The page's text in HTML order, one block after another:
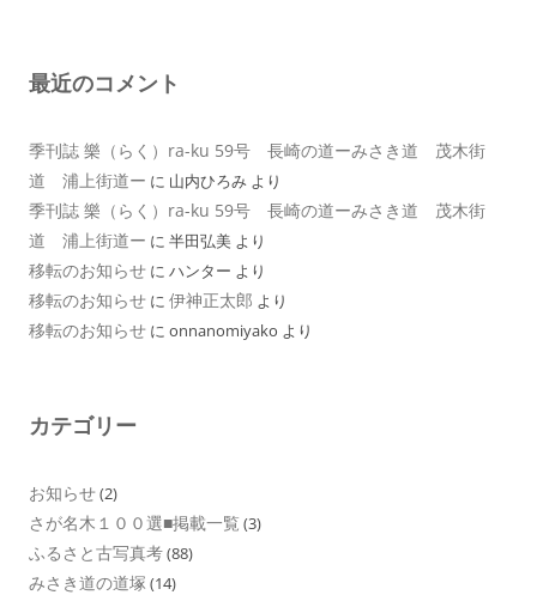
最近のコメント
季刊誌 樂（らく）ra-ku 59号 長崎の道ーみさき道 茂木街
道 浦上街道ー に 山内ひろみ より
季刊誌 樂（らく）ra-ku 59号 長崎の道ーみさき道 茂木街
道 浦上街道ー に 半田弘美 より
移転のお知らせ に ハンター より
移転のお知らせ に 伊神正太郎 より
移転のお知らせ に onnanomiyako より
カテゴリー
お知らせ(2)
さが名木１００選■掲載一覧 (3)
ふるさと古写真考(88)
みさき道の道塚 (14)